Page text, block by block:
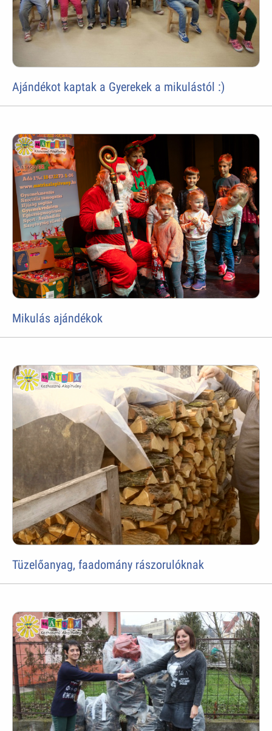
Ajándékot kaptak a Gyerekek a mikulástól :)
Mikulás ajándékok
Tüzelőanyag, faadomány rászorulóknak